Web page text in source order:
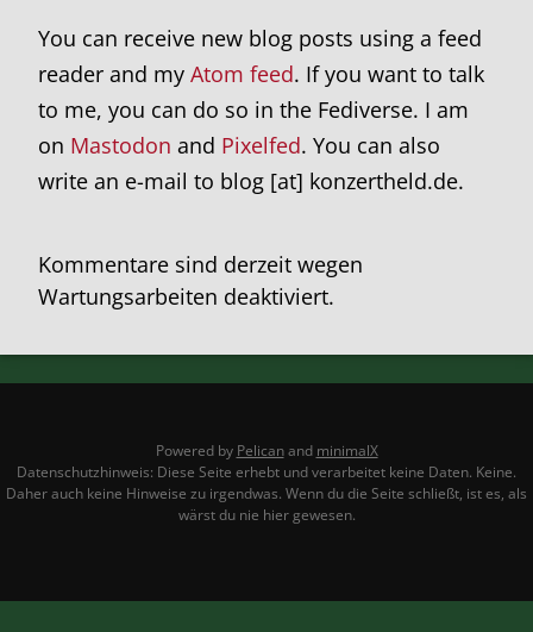
You can receive new blog posts using a feed
reader and my Atom feed. If you want to talk
to me, you can do so in the Fediverse. I am
on Mastodon and Pixelfed. You can also
write an e-mail to blog [at] konzertheld.de.
Kommentare sind derzeit wegen
Wartungsarbeiten deaktiviert.
Powered by Pelicanand minimalX
Datenschutzhinweis: Diese Seite erhebt und verarbeitet keine Daten. Keine.
Daher auch keine Hinweise zu irgendwas. Wenn du die Seite schließt, ist es, als
wärst du nie hier gewesen.